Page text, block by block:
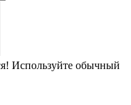
Используйте обычный